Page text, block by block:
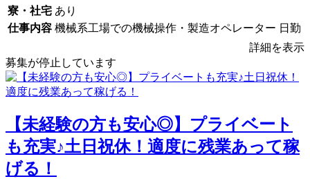
寮・社宅 あり
仕事内容 機械系工場での機械操作・製造オペレーター 日勤
詳細を表示
募集が停止しています
【未経験の方も安心◎】プライベート
も充実♪土日祝休！適度に残業あって稼
げる！